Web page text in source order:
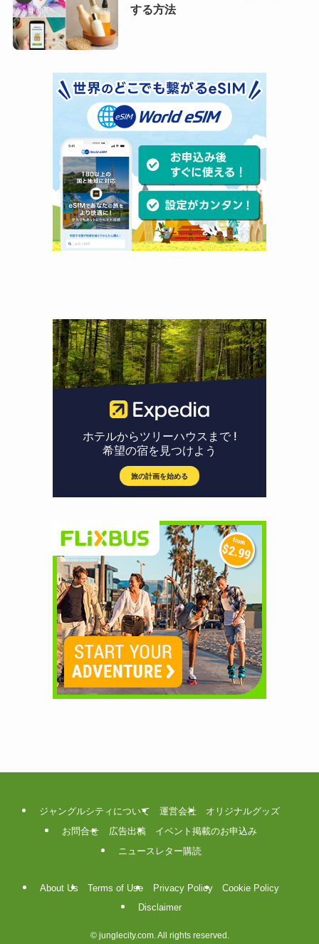
する方法
ジャングルシティについて 運営会社
オリジナルグッズ
お問合せ
広告出稿
イベント掲載のお申込み
ニュースレター購読
About Us Terms of Use Privacy Policy
Cookie Policy
Disclaimer
©junglecity.com. All rights reserved.